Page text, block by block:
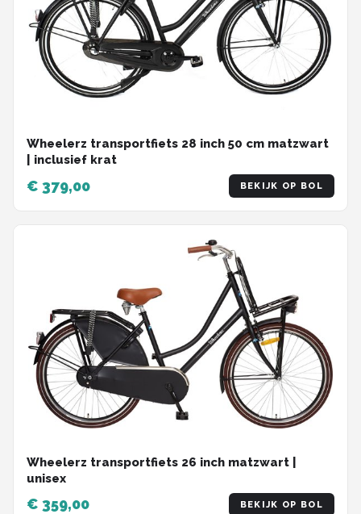
Wheelerz transportfiets 28 inch 50 cm matzwart
| inclusief krat
€ 379,00 BEKIJK OP BOL
Wheelerz transportfiets 26 inch matzwart |
unisex
€ 359,00 BEKIJK OP BOL